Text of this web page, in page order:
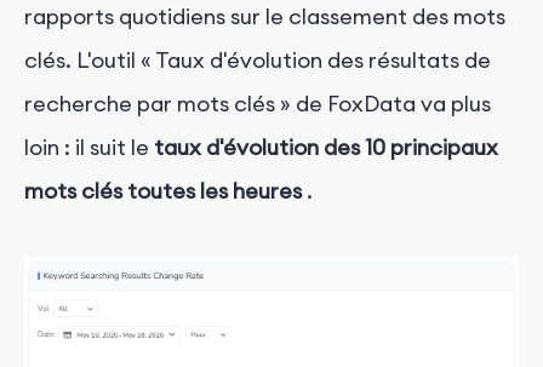
rapports quotidiens sur le classement des mots
clés. L'outil « Taux d'évolution des résultats de
recherche par mots clés » de FoxData va plus
loin : il suit le taux d'évolution des 10 principaux
mots clés toutes les heures.